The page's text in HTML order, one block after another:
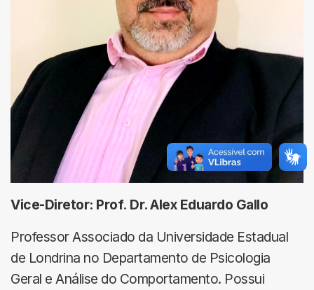
Vice-Diretor: Prof. Dr. Alex Eduardo Gallo
Professor Associado da Universidade Estadual
de Londrina no Departamento de Psicologia
Geral e Análise do Comportamento. Possui